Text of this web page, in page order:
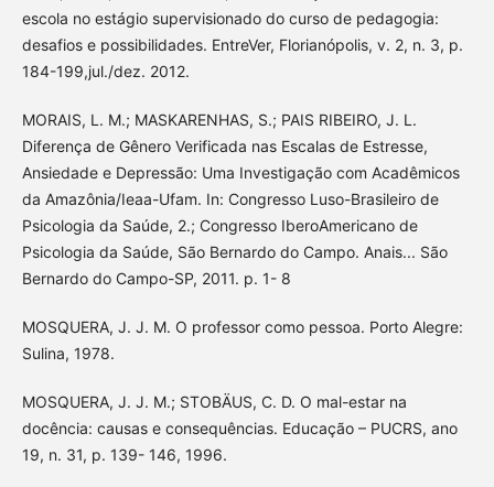
escola no estágio supervisionado do curso de pedagogia:
desafios e possibilidades. EntreVer, Florianópolis, v. 2, n. 3, p.
184-199,jul./dez. 2012.
MORAIS, L. M.; MASKARENHAS, S.; PAIS RIBEIRO, J. L.
Diferença de Gênero Verificada nas Escalas de Estresse,
Ansiedade e Depressão: Uma Investigação com Acadêmicos
da Amazônia/Ieaa-Ufam. In: Congresso Luso-Brasileiro de
Psicologia da Saúde, 2.; Congresso IberoAmericano de
Psicologia da Saúde, São Bernardo do Campo. Anais... São
Bernardo do Campo-SP, 2011. p. 1- 8
MOSQUERA, J. J. M. O professor como pessoa. Porto Alegre:
Sulina, 1978.
MOSQUERA, J. J. M.; STOBÄUS, C. D. O mal-estar na
docência: causas e consequências. Educação – PUCRS, ano
19, n. 31, p. 139- 146, 1996.